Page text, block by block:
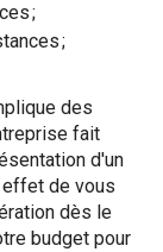
;
;
des
fait
d'un
de vous
dès le
budget pour